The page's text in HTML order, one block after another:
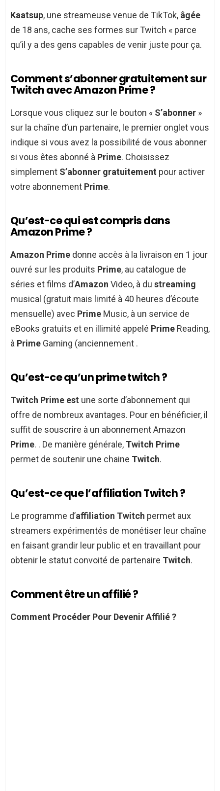
Kaatsup, une streameuse venue de TikTok, âgée
de 18 ans, cache ses formes sur Twitch « parce
qu’il y a des gens capables de venir juste pour ça.
Comment s’abonner gratuitement sur
Twitch avec Amazon Prime ?
Lorsque vous cliquez sur le bouton « S’abonner »
sur la chaîne d’un partenaire, le premier onglet vous
indique si vous avez la possibilité de vous abonner
si vous êtes abonné à Prime. Choisissez
simplement S’abonner gratuitement pour activer
votre abonnement Prime.
Qu’est-ce qui est compris dans
Amazon Prime ?
Amazon Prime donne accès à la livraison en 1 jour
ouvré sur les produits Prime, au catalogue de
séries et films d’Amazon Video, à du streaming
musical (gratuit mais limité à 40 heures d’écoute
mensuelle) avec Prime Music, à un service de
eBooks gratuits et en illimité appelé Prime Reading,
à Prime Gaming (anciennement .
Qu’est-ce qu’un prime twitch ?
Twitch Prime est une sorte d’abonnement qui
offre de nombreux avantages. Pour en bénéficier, il
suffit de souscrire à un abonnement Amazon
Prime. . De manière générale, Twitch Prime
permet de soutenir une chaine Twitch.
Qu’est-ce que l’affiliation Twitch ?
Le programme d’affiliation Twitch permet aux
streamers expérimentés de monétiser leur chaîne
en faisant grandir leur public et en travaillant pour
obtenir le statut convoité de partenaire Twitch.
Comment être un affilié ?
Comment Procéder Pour Devenir Affilié?